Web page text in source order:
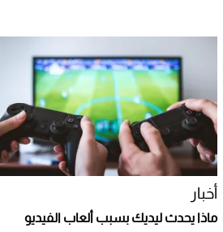
أخبار
ماذا يحدث ليديك بسبب ألعاب الفيديو